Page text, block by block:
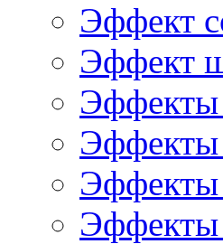
Эффект
Эффект
Эффекты
Эффекты